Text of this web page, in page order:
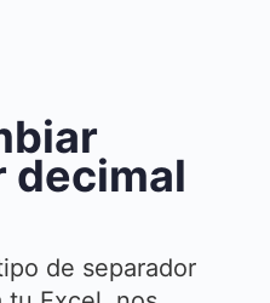
decimal
de separador